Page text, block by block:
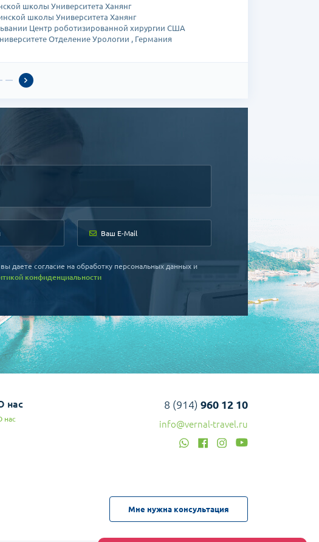
школы Университета Ханянг
школы Университета Ханянг
Центр роботизированной хирургии США
Отделение Урологии , Германия
Отделение Урологии , научный сотрудник, клинический
Урологии, заведующий (по настоящее время)
даете согласие на обработку персональных данных и
конфиденциальности
нас
нас
8 (914) 960 12 10
info@vernal-travel.ru
Мне нужна консультация